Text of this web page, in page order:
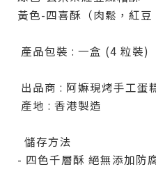
黃色-四喜酥（肉鬆，紅豆
產品包裝 : 一盒 (4 粒裝)
出品商 : 阿嫲現烤手工蛋
產地 : 香港製造
儲存方法
- 四色千層酥 絕無添加防